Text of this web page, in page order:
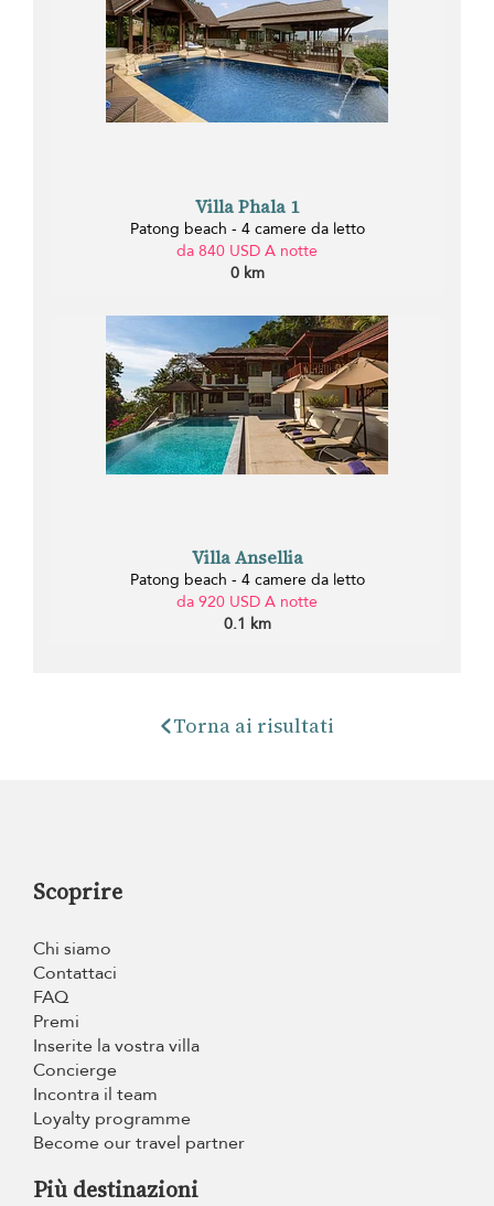
Villa Phala 1
Patong beach - 4 camere da letto
da 840 USD A notte
0 km
Villa Ansellia
Patong beach - 4 camere da letto
da 920 USD A notte
0.1 km
Torna ai risultati
Scoprire
Chi siamo
Contattaci
FAQ
Premi
Inserite la vostra villa
Concierge
Incontra il team
Loyalty programme
Become our travel partner
Più destinazioni